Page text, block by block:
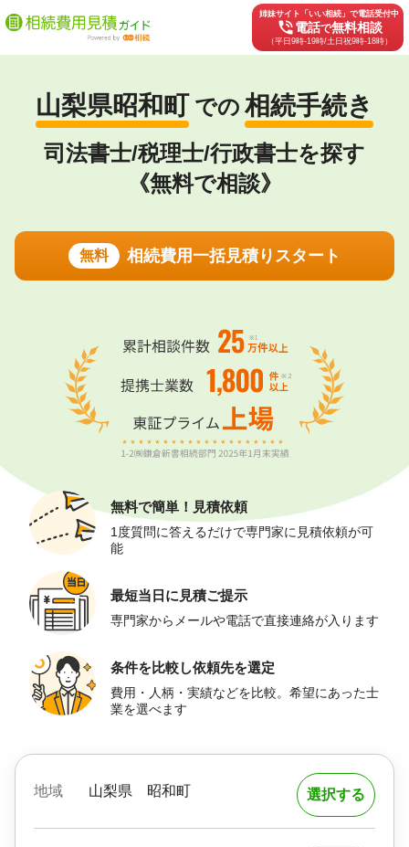
姉妹サイト「いい相続」で電話受付中
phone_in_talk電話で無料相談
（平日9時-19時/土日祝9時-18時）
山梨県昭和町 での 相続手続き
司法書士/税理士/行政書士を探す
《無料で相談》
無料 相続費用一括見積りスタート
無料で簡単！ 見積依頼
1度質問に答えるだけで専門家に見積依頼が可
能
最短当日に 見積ご提示
専門家からメールや電話で直接連絡が入ります
条件を比較し依頼先を選定
費用・人柄・実績などを比較。希望にあった士
業を選べます
地域 山梨県 昭和町 選択する